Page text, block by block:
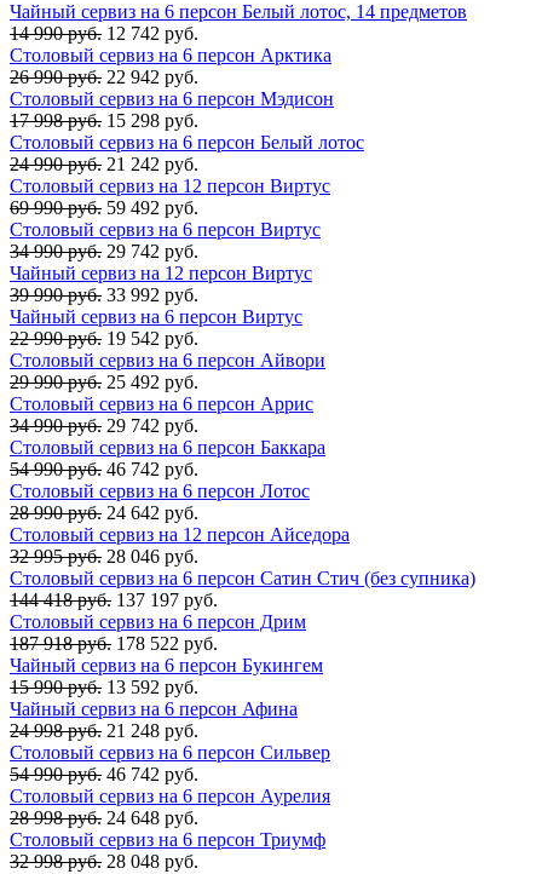
Чайный сервиз на 6 персон Белый лотос, 14 предметов
14 990 руб. 12 742 руб.
Столовый сервиз на 6 персон Арктика
26 990 руб. 22 942 руб.
Столовый сервиз на 6 персон Мэдисон
17 998 руб. 15 298 руб.
Столовый сервиз на 6 персон Белый лотос
24 990 руб. 21 242 руб.
Столовый сервиз на 12 персон Виртус
69 990 руб. 59 492 руб.
Столовый сервиз на 6 персон Виртус
34 990 руб. 29 742 руб.
Чайный сервиз на 12 персон Виртус
39 990 руб. 33 992 руб.
Чайный сервиз на 6 персон Виртус
22 990 руб. 19 542 руб.
Столовый сервиз на 6 персон Айвори
29 990 руб. 25 492 руб.
Столовый сервиз на 6 персон Аррис
34 990 руб. 29 742 руб.
Столовый сервиз на 6 персон Баккара
54 990 руб. 46 742 руб.
Столовый сервиз на 6 персон Лотос
28 990 руб. 24 642 руб.
Столовый сервиз на 12 персон Айседора
32 995 руб. 28 046 руб.
Столовый сервиз на 6 персон Сатин Стич (без супника)
144 418 руб. 137 197 руб.
Столовый сервиз на 6 персон Дрим
187 918 руб. 178 522 руб.
Чайный сервиз на 6 персон Букингем
15 990 руб. 13 592 руб.
Чайный сервиз на 6 персон Афина
24 998 руб. 21 248 руб.
Столовый сервиз на 6 персон Сильвер
54 990 руб. 46 742 руб.
Столовый сервиз на 6 персон Аурелия
28 998 руб. 24 648 руб.
Столовый сервиз на 6 персон Триумф
32 998 руб. 28 048 руб.